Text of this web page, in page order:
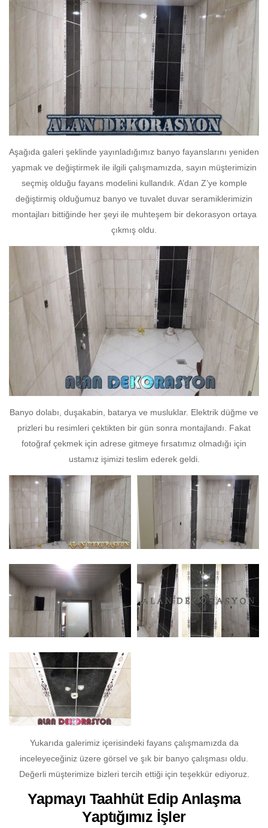
Aşağıda galeri şeklinde yayınladığımız banyo fayanslarını yeniden
yapmak ve değiştirmek ile ilgili çalışmamızda, sayın müşterimizin
seçmiş olduğu fayans modelini kullandık. A’dan Z’ye komple
değiştirmiş olduğumuz banyo ve tuvalet duvar seramiklerimizin
montajları bittiğinde her şeyi ile muhteşem bir dekorasyon ortaya
çıkmış oldu.
Banyo dolabı, duşakabin, batarya ve musluklar. Elektrik düğme ve
prizleri bu resimleri çektikten bir gün sonra montajlandı. Fakat
fotoğraf çekmek için adrese gitmeye fırsatımız olmadığı için
ustamız işimizi teslim ederek geldi.
Yukarıda galerimiz içerisindeki fayans çalışmamızda da
inceleyeceğiniz üzere görsel ve şık bir banyo çalışması oldu.
Değerli müşterimize bizleri tercih ettiği için teşekkür ediyoruz.
Yapmayı Taahhüt Edip Anlaşma
Yaptığımız İşler